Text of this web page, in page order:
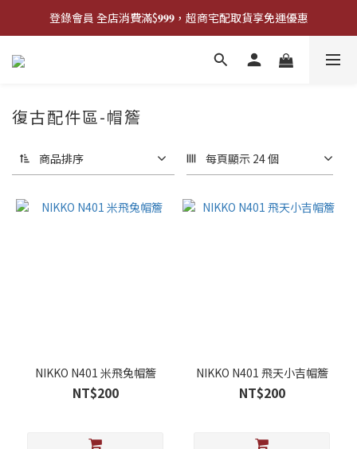
登錄會員 全店消費滿$𝟗𝟗𝟗，超商宅配取貨享免運優惠
登錄會員 全店消費滿$𝟗𝟗𝟗，超商宅配取貨享免運優惠
歡迎來門市試戴尺寸
登錄會員 全店消費滿$𝟗𝟗𝟗，超商宅配取貨享免運優惠
復古配件區-帽簷
商品排序 每頁顯示 24 個
NIKKO N401 米飛兔帽簷
NT$200
NIKKO N401 飛天小吉帽簷
NT$200